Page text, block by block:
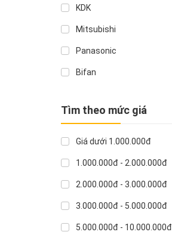
KDK
Mitsubishi
Panasonic
Bifan
Midea
A
Việt Nam
Taiwan
Fog market
QB VINA
Tìm theo mức giá
Giá dưới 1.000.000đ
1.000.000đ - 2.000.000đ
2.000.000đ - 3.000.000đ
3.000.000đ - 5.000.000đ
5.000.000đ - 10.000.000đ